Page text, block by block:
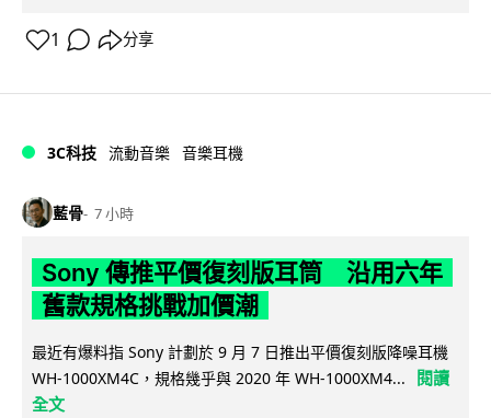
1 分享
3C科技 流動音樂 音樂耳機
藍骨 7 小時
Sony 傳推平價復刻版耳筒 沿用六年
舊款規格挑戰加價潮
最近有爆料指 Sony 計劃於 9 月 7 日推出平價復刻版降噪耳機
WH-1000XM4C，規格幾乎與 2020 年 WH-1000XM4...
閱讀
全文